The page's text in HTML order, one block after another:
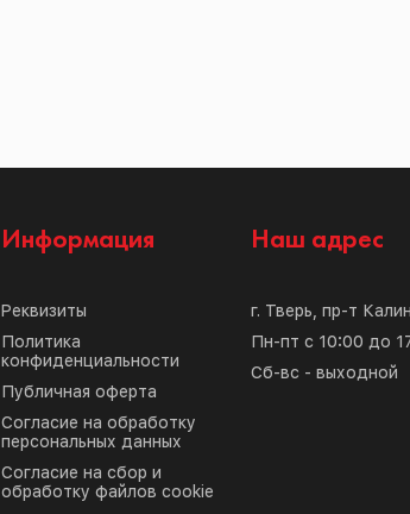
Информация
Реквизиты
Политика
конфиденциальности
Публичная оферта
Согласие на обработку
персональных данных
Согласие на сбор и
обработку файлов cookie
Наш адрес
г. Тверь, пр-т
Пн-пт с 10:00 до
Сб-вс - выходной